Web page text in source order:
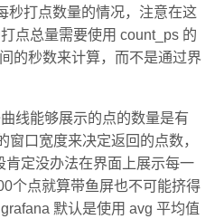
秒打点数量的情况，注意在这
点总量需要使用 count_ps 的
的秒数来计算，而不是通过界
线能够展示的点的数量是有
窗口宽度来决定返回的点数，
肯定没办法在界面上展示每一
个点就算带鱼屏也不可能挤得
默认是使用 avg 平均值